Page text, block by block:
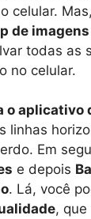
celular.
de
todas as
no celular.
o aplicativo
linhas
Em
e depois
. Lá, você
,